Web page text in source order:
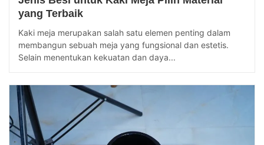
yang Terbaik
Kaki meja merupakan salah satu elemen penting dalam
membangun sebuah meja yang fungsional dan estetis.
Selain menentukan kekuatan dan daya...